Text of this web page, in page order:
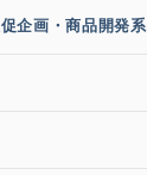
企画・商品開発系